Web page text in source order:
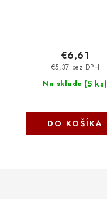
Na sklade (5 ks)
€5,37 bez DPH
€6,61
DO KOŠÍKA